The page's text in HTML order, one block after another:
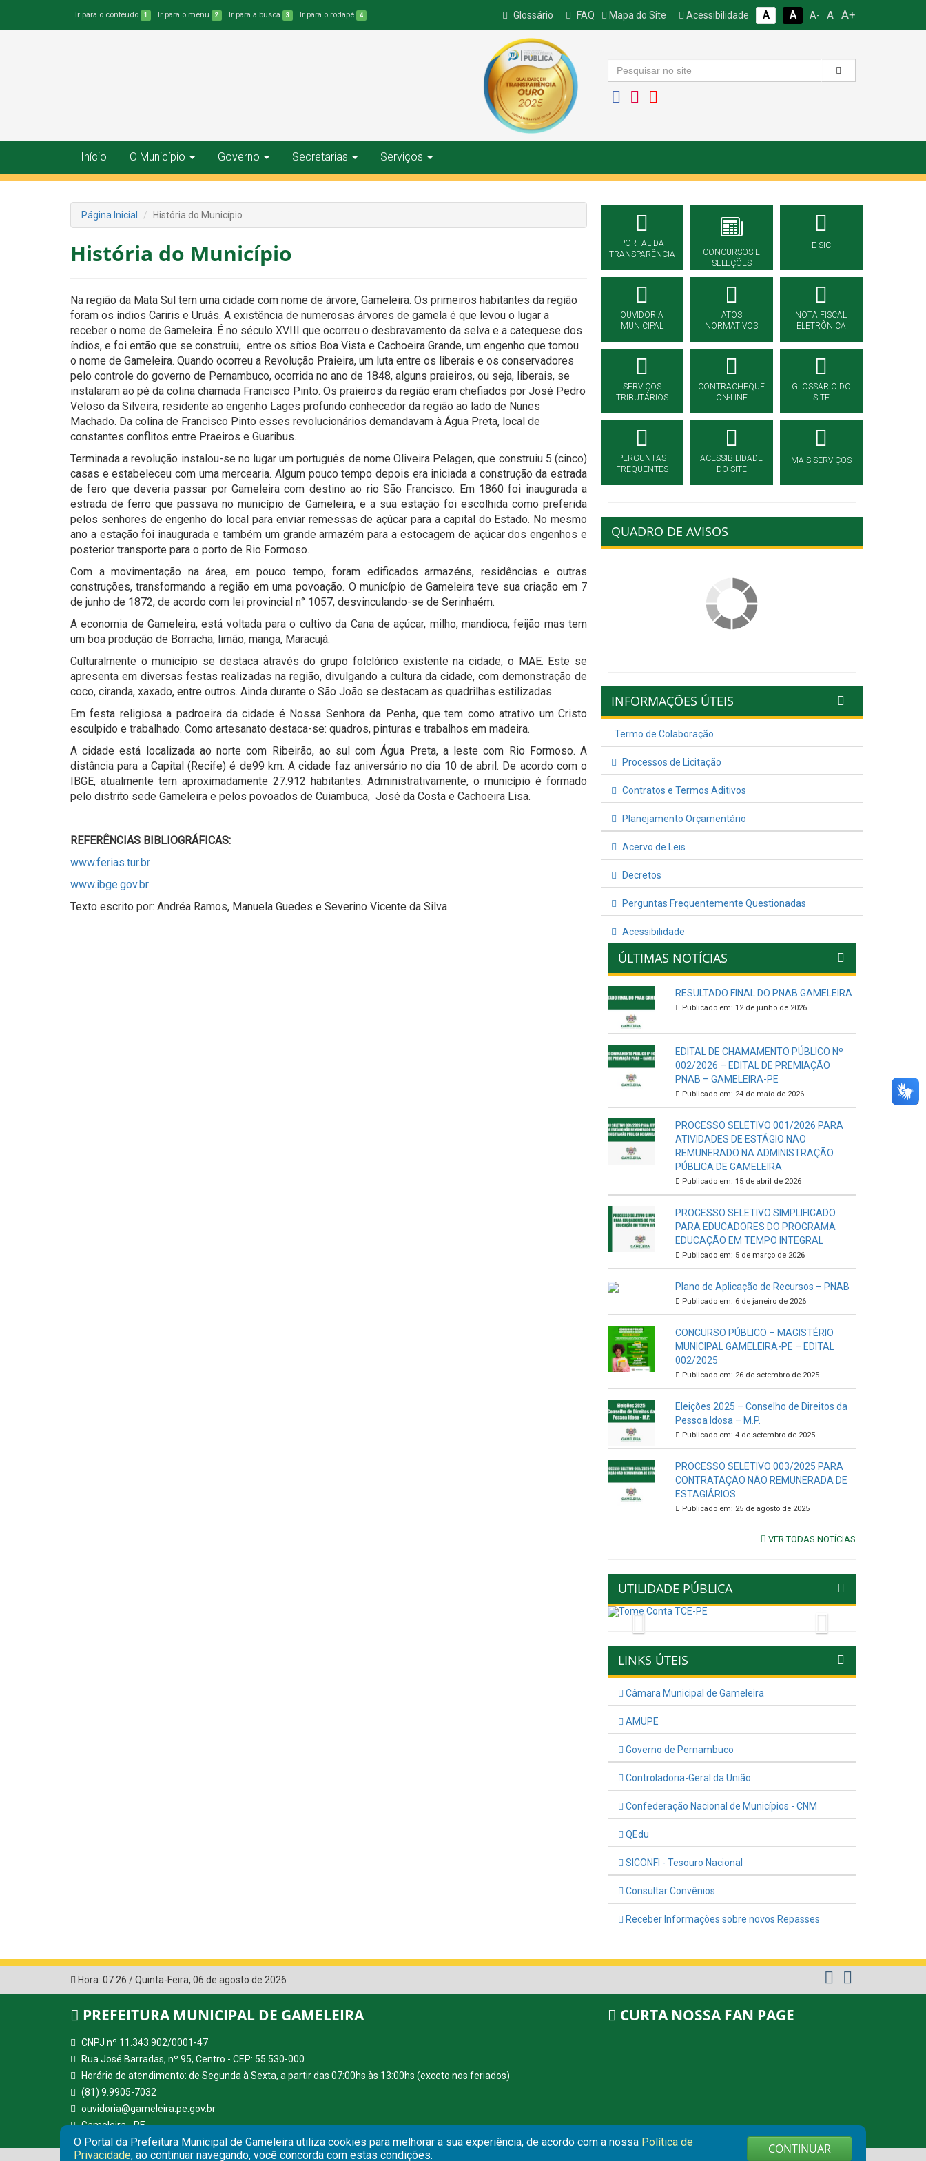
Ir para o conteúdo 1 Ir para o menu 2 Ir para a busca 3 Ir para o rodapé 4 Glossário FAQ Mapa do Site Acessibilidade A A A- A A+
Início O Município Governo Secretarias Serviços
Página Inicial História do Município
História do Município
Na região da Mata Sul tem uma cidade com nome de árvore, Gameleira. Os primeiros habitantes da região
foram os índios Cariris e Uruás. A existência de numerosas árvores de gamela é que levou o lugar a
receber o nome de Gameleira. É no século XVIII que ocorreu o desbravamento da selva e a catequese dos
índios, e foi então que se construiu, entre os sítios Boa Vista e Cachoeira Grande, um engenho que tomou
o nome de Gameleira. Quando ocorreu a Revolução Praieira, um luta entre os liberais e os conservadores
pelo controle do governo de Pernambuco, ocorrida no ano de 1848, alguns praieiros, ou seja, liberais, se
instalaram ao pé da colina chamada Francisco Pinto. Os praieiros da região eram chefiados por José Pedro
Veloso da Silveira, residente ao engenho Lages profundo conhecedor da região ao lado de Nunes
Machado. Da colina de Francisco Pinto esses revolucionários demandavam à Água Preta, local de
constantes conflitos entre Praeiros e Guaribus.
Terminada a revolução instalou-se no lugar um português de nome Oliveira Pelagen, que construiu 5 (cinco)
casas e estabeleceu com uma mercearia. Algum pouco tempo depois era iniciada a construção da estrada
de fero que deveria passar por Gameleira com destino ao rio São Francisco. Em 1860 foi inaugurada a
estrada de ferro que passava no município de Gameleira, e a sua estação foi escolhida como preferida
pelos senhores de engenho do local para enviar remessas de açúcar para a capital do Estado. No mesmo
ano a estação foi inaugurada e também um grande armazém para a estocagem de açúcar dos engenhos e
posterior transporte para o porto de Rio Formoso.
Com a movimentação na área, em pouco tempo, foram edificados armazéns, residências e outras
construções, transformando a região em uma povoação. O município de Gameleira teve sua criação em 7
de junho de 1872, de acordo com lei provincial n° 1057, desvinculando-se de Serinhaém.
A economia de Gameleira, está voltada para o cultivo da Cana de açúcar, milho, mandioca, feijão mas tem
um boa produção de Borracha, limão, manga, Maracujá.
Culturalmente o município se destaca através do grupo folclórico existente na cidade, o MAE. Este se
apresenta em diversas festas realizadas na região, divulgando a cultura da cidade, com demonstração de
coco, ciranda, xaxado, entre outros. Ainda durante o São João se destacam as quadrilhas estilizadas.
Em festa religiosa a padroeira da cidade é Nossa Senhora da Penha, que tem como atrativo um Cristo
esculpido e trabalhado. Como artesanato destaca-se: quadros, pinturas e trabalhos em madeira.
A cidade está localizada ao norte com Ribeirão, ao sul com Água Preta, a leste com Rio Formoso. A
distância para a Capital (Recife) é de99 km. A cidade faz aniversário no dia 10 de abril. De acordo com o
IBGE, atualmente tem aproximadamente 27.912 habitantes. Administrativamente, o município é formado
pelo distrito sede Gameleira e pelos povoados de Cuiambuca, José da Costa e Cachoeira Lisa.
REFERÊNCIAS BIBLIOGRÁFICAS:
www.ferias.tur.br
www.ibge.gov.br
Texto escrito por: Andréa Ramos, Manuela Guedes e Severino Vicente da Silva
PORTAL DA
TRANSPARÊNCIA
CONCURSOS E
SELEÇÕES
E-SIC
OUVIDORIA
MUNICIPAL
ATOS
NORMATIVOS
NOTA FISCAL
ELETRÔNICA
SERVIÇOS
TRIBUTÁRIOS
CONTRACHEQUE
ON-LINE
GLOSSÁRIO DO
SITE
PERGUNTAS
FREQUENTES
ACESSIBILIDADE
DO SITE
MAIS SERVIÇOS
QUADRO DE AVISOS
INFORMAÇÕES ÚTEIS
Termo de Colaboração
Processos de Licitação
Contratos e Termos Aditivos
Planejamento Orçamentário
Acervo de Leis
Decretos
Perguntas Frequentemente Questionadas
Acessibilidade
ÚLTIMAS NOTÍCIAS
RESULTADO FINAL DO PNAB GAMELEIRA
Publicado em: 12 de junho de 2026
EDITAL DE CHAMAMENTO PÚBLICO Nº
002/2026 – EDITAL DE PREMIAÇÃO
PNAB – GAMELEIRA-PE
Publicado em: 24 de maio de 2026
PROCESSO SELETIVO 001/2026 PARA
ATIVIDADES DE ESTÁGIO NÃO
REMUNERADO NA ADMINISTRAÇÃO
PÚBLICA DE GAMELEIRA
Publicado em: 15 de abril de 2026
PROCESSO SELETIVO SIMPLIFICADO
PARA EDUCADORES DO PROGRAMA
EDUCAÇÃO EM TEMPO INTEGRAL
Publicado em: 5 de março de 2026
Plano de Aplicação de Recursos – PNAB
Publicado em: 6 de janeiro de 2026
CONCURSO PÚBLICO – MAGISTÉRIO
MUNICIPAL GAMELEIRA-PE – EDITAL
002/2025
Publicado em: 26 de setembro de 2025
Eleições 2025 – Conselho de Direitos da
Pessoa Idosa – M.P.
Publicado em: 4 de setembro de 2025
PROCESSO SELETIVO 003/2025 PARA
CONTRATAÇÃO NÃO REMUNERADA DE
ESTAGIÁRIOS
Publicado em: 25 de agosto de 2025
VER TODAS NOTÍCIAS
UTILIDADE PÚBLICA
Previous
LINKS ÚTEIS
Câmara Municipal de Gameleira
AMUPE
Governo de Pernambuco
Controladoria-Geral da União
Confederação Nacional de Municípios - CNM
QEdu
SICONFI - Tesouro Nacional
Consultar Convênios
Receber Informações sobre novos Repasses
Hora: 07:26 /Quinta-Feira, 06 de agosto de 2026
PREFEITURA MUNICIPAL DE GAMELEIRA
CNPJ nº 11.343.902/0001-47
Rua José Barradas, nº 95, Centro - CEP: 55.530-000
Horário de atendimento: de Segunda à Sexta, a partir das 07:00hs às 13:00hs (exceto nos feriados)
(81) 9.9905-7032
ouvidoria@gameleira.pe.gov.br
Gameleira - PE
CURTA NOSSA FAN PAGE
O Portal da Prefeitura Municipal de Gameleira utiliza cookies para melhorar a sua experiência, de acordo com a nossa Política de
Privacidade, ao continuar navegando, você concorda com estas condições. CONTINUAR